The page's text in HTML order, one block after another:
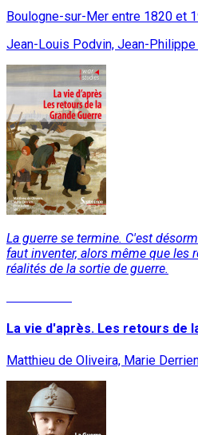
Boulogne-sur-Mer entre 1820 et
Jean-Louis Podvin, Jean-
La guerre se termine. C'est
faut inventer, alors même que les
réalités de la sortie de guerre.
La vie d'après. Les retours de
Matthieu de Oliveira, Marie